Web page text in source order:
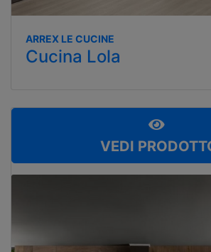
ARREX LE CUCINE
Cucina Lola
VEDI